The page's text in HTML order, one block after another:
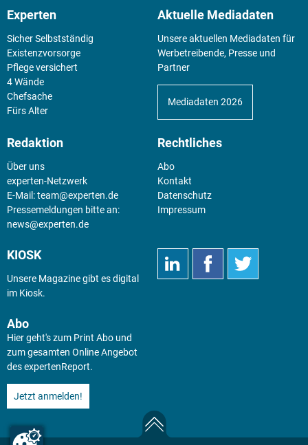
Experten
Sicher Selbstständig
Existenz­vorsorge
Pflege versichert
4 Wände
Chefsache
Fürs Alter
Aktuelle Mediadaten
Unsere aktuellen Mediadaten für
Werbetreibende, Presse und
Partner
Mediadaten 2026
Redaktion
Über uns
experten-Netzwerk
E-Mail:team@experten.de
Pressemeldungen bitte an:
news@experten.de
Rechtliches
Abo
Kontakt
Datenschutz
Impressum
KIOSK
Unsere Magazine gibt es digital
im Kiosk.
Abo
Hier geht's zum Print Abo und
zum gesamten Online Angebot
des expertenReport.
Jetzt anmelden!